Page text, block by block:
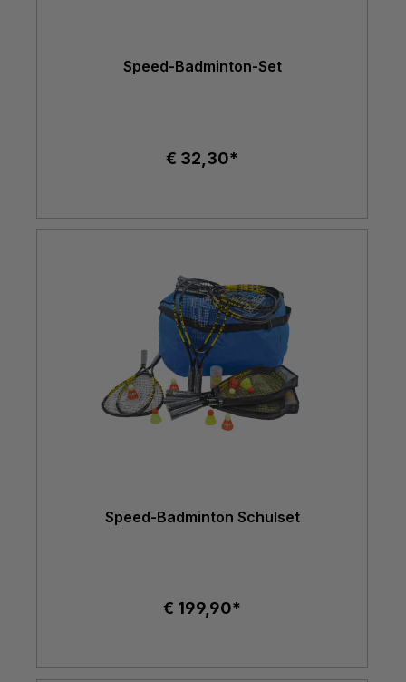
Speed-Badminton-Set
€ 32,30*
Speed-Badminton Schulset
€ 199,90*